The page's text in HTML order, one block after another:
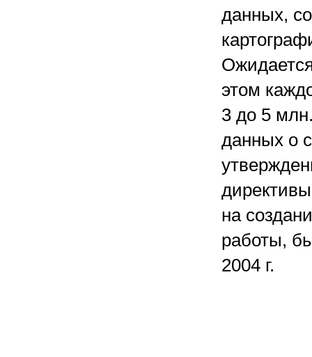
данных,
этом
3 до 5
данных о
на
работы,
2004 г.